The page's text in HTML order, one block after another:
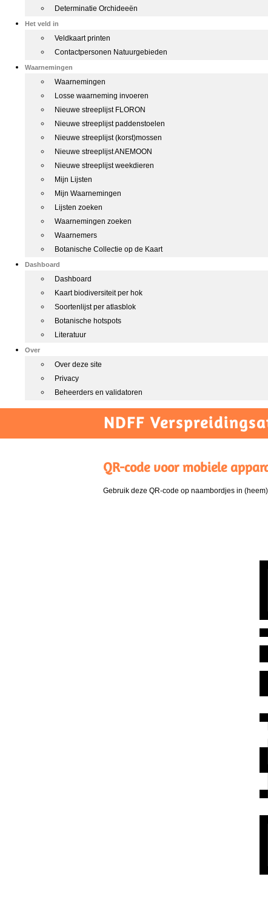
Determinatie Orchideeën
Het veld in
Veldkaart printen
Contactpersonen Natuurgebieden
Waarnemingen
Waarnemingen
Losse waarneming invoeren
Nieuwe streeplijst FLORON
Nieuwe streeplijst paddenstoelen
Nieuwe streeplijst (korst)mossen
Nieuwe streeplijst ANEMOON
Nieuwe streeplijst weekdieren
Mijn Lijsten
Mijn Waarnemingen
Lijsten zoeken
Waarnemingen zoeken
Waarnemers
Botanische Collectie op de Kaart
Dashboard
Dashboard
Kaart biodiversiteit per hok
Soortenlijst per atlasblok
Botanische hotspots
Literatuur
Over
Over deze site
Privacy
Beheerders en validatoren
NDFF
QR-code voor mobiele
Gebruik deze QR-code op naambordjes in